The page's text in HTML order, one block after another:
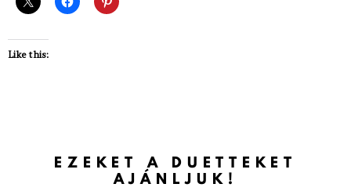
Like this:
EZEKET A DUETTEKET
AJÁNLJUK!